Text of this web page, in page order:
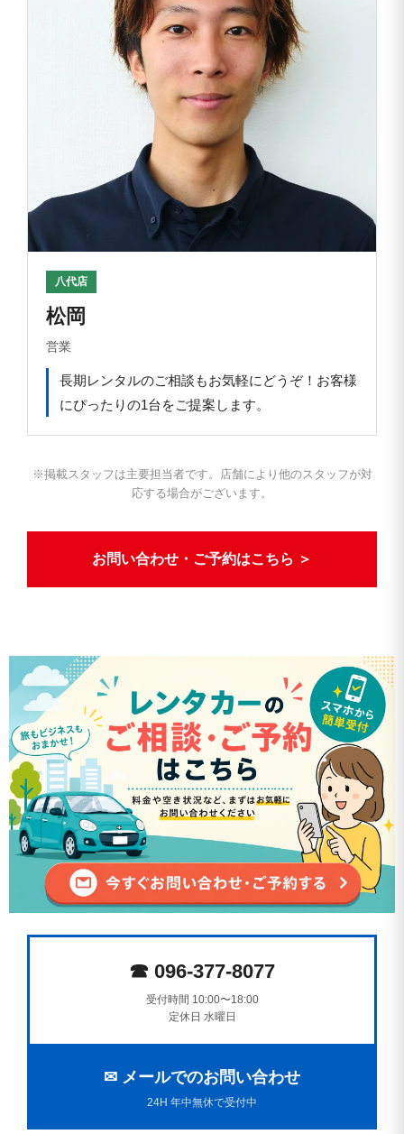
八代店
松岡
営業
長期レンタルのご相談もお気軽にどうぞ！お客様
にぴったりの1台をご提案します。
※掲載スタッフは主要担当者です。店舗により他のスタッフが対
応する場合がございます。
お問い合わせ・ご予約はこちら ＞
☎ 096-377-8077
受付時間 10:00〜18:00
定休日 水曜日
✉ メールでのお問い合わせ
24H 年中無休で受付中